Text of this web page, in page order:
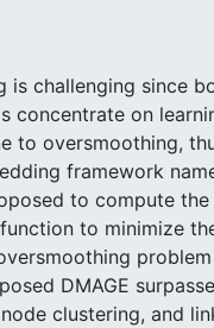
challenging since
concentrate on
oversmoothing,
framework
to compute
to minimize
DMAGE
clustering, and